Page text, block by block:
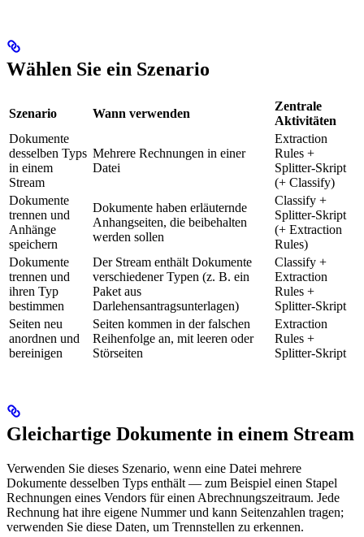
Wählen Sie ein Szenario
Szenario Wann verwenden
Zentrale
Aktivitäten
Dokumente
desselben Typs
in einem
Stream
Mehrere Rechnungen in einer
Datei
Extraction
Rules +
Splitter-Skript
(+ Classify)
Dokumente
trennen und
Anhänge
speichern
Dokumente haben erläuternde
Anhangseiten, die beibehalten
werden sollen
Classify +
Splitter-Skript
(+ Extraction
Rules)
Dokumente
trennen und
ihren Typ
bestimmen
Der Stream enthält Dokumente
verschiedener Typen (z. B. ein
Paket aus
Darlehensantragsunterlagen)
Classify +
Extraction
Rules +
Splitter-Skript
Seiten neu
anordnen und
bereinigen
Seiten kommen in der falschen
Reihenfolge an, mit leeren oder
Störseiten
Extraction
Rules +
Splitter-Skript
Gleichartige Dokumente in einem Stream
Verwenden Sie dieses Szenario, wenn eine Datei mehrere
Dokumente desselben Typs enthält — zum Beispiel einen Stapel
Rechnungen eines Vendors für einen Abrechnungszeitraum. Jede
Rechnung hat ihre eigene Nummer und kann Seitenzahlen tragen;
verwenden Sie diese Daten, um Trennstellen zu erkennen.